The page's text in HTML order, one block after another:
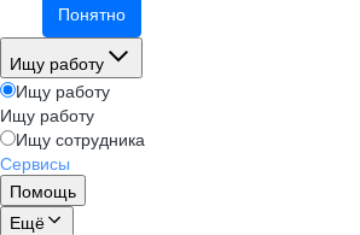
Понятно
Ищу работу
Ищу работу
Ищу работу
Ищу сотрудника
Сервисы
Помощь
Ещё